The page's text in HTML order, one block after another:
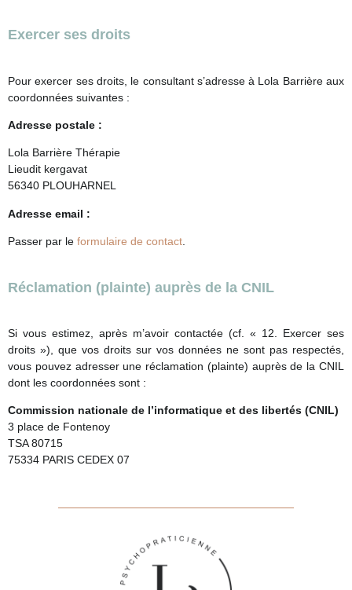
Exercer ses droits
Pour exercer ses droits, le consultant s’adresse à Lola Barrière aux
coordonnées suivantes :
Adresse postale :
Lola Barrière Thérapie
Lieudit kergavat
56340 PLOUHARNEL
Adresse email :
Passer par le formulaire de contact
Réclamation (plainte) auprès de la CNIL
Si vous estimez, après m’avoir contactée (cf. « 12. Exercer ses
droits »), que vos droits sur vos données ne sont pas respectés,
vous pouvez adresser une réclamation (plainte) auprès de la CNIL
dont les coordonnées sont :
Commission nationale de l’informatique et des libertés (CNIL)
3 place de Fontenoy
TSA 80715
75334 PARIS CEDEX 07